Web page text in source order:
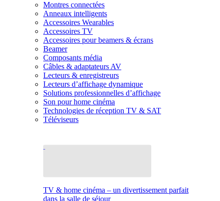
Montres connectées
Anneaux intelligents
Accessoires Wearables
Accessoires TV
Accessoires pour beamers & écrans
Beamer
Composants média
Câbles & adaptateurs AV
Lecteurs & enregistreurs
Lecteurs d’affichage dynamique
Solutions professionnelles d’affichage
Son pour home cinéma
Technologies de réception TV & SAT
Téléviseurs
TV & home cinéma – un divertissement parfait
dans la salle de séjour